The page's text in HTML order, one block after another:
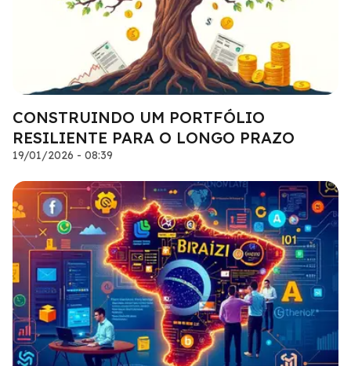
CONSTRUINDO UM PORTFÓLIO
RESILIENTE PARA O LONGO PRAZO
19/01/2026 - 08:39